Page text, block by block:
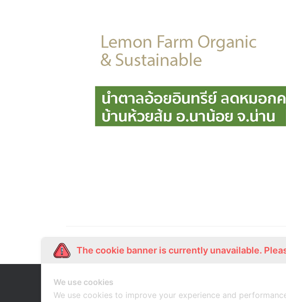
Our Story
เกี่ยวกับเรา ช้อปออนไลน์ สมัครงา
The cookie banner is currently unavailable.
We use cookies
We use cookies to improve your experience and